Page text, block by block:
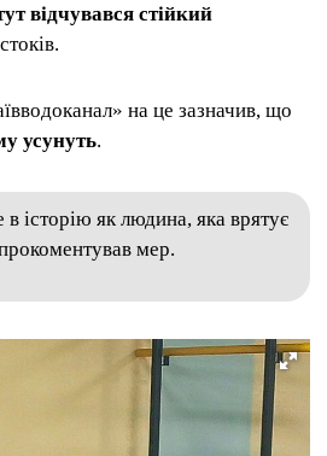
відчувався стійкий
на це зазначив, що
усунуть.
історію як людина, яка врятує
мер.